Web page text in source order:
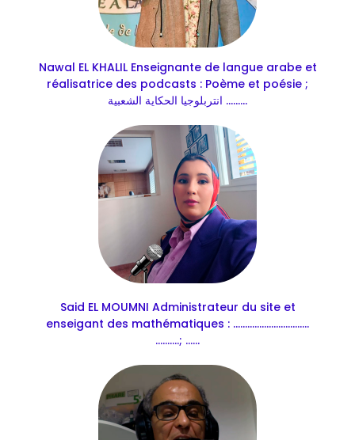
Nawal EL KHALIL Enseignante de langue arabe et
réalisatrice des podcasts : Poème et poésie ;
انتربلوجيا الحكاية الشعبية .........
Said EL MOUMNI Administrateur du site et
enseigant des mathématiques : ................................
..........; ......